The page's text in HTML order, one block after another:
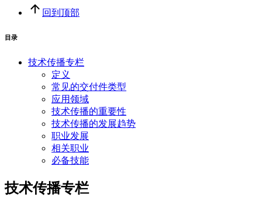
回到顶部
目录
技术传播专栏
定义
常见的交付件类型
应用领域
技术传播的重要性
技术传播的发展趋势
职业发展
相关职业
必备技能
技术传播专栏